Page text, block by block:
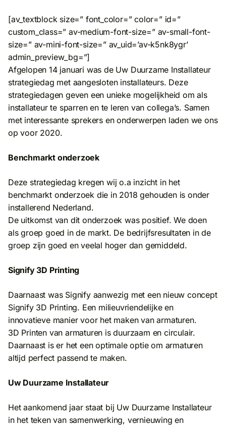
[av_textblock size=” font_color=” color=” id=”
custom_class=” av-medium-font-size=” av-small-font-
size=” av-mini-font-size=” av_uid=’av-k5nk8ygr’
admin_preview_bg=”]
Afgelopen 14 januari was de Uw Duurzame Installateur
strategiedag met aangesloten installateurs. Deze
strategiedagen geven een unieke mogelijkheid om als
installateur te sparren en te leren van collega’s. Samen
met interessante sprekers en onderwerpen laden we ons
op voor 2020.
Benchmarkt onderzoek
Deze strategiedag kregen wij o.a inzicht in het
benchmarkt onderzoek die in 2018 gehouden is onder
installerend Nederland.
De uitkomst van dit onderzoek was positief. We doen
als groep goed in de markt. De bedrijfsresultaten in de
groep zijn goed en veelal hoger dan gemiddeld.
Signify 3D Printing
Daarnaast was Signify aanwezig met een nieuw concept
Signify 3D Printing. Een milieuvriendelijke en
innovatieve manier voor het maken van armaturen.
3D Printen van armaturen is duurzaam en circulair.
Daarnaast is er het een optimale optie om armaturen
altijd perfect passend te maken.
Uw Duurzame Installateur
Het aankomend jaar staat bij Uw Duurzame Installateur
in het teken van samenwerking, vernieuwing en